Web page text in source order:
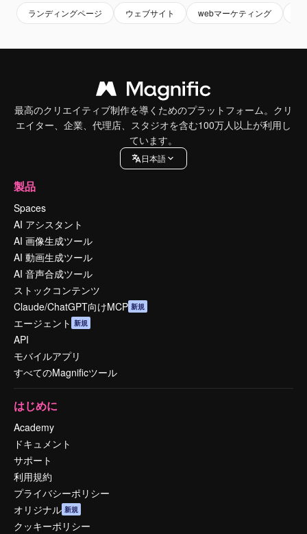
ランディングページ ウェブサイト webマーケティング
最高のクリエイティブ制作を導くためのプラットフォーム。クリ
エイター、企業、代理店、スタジオを含む100万人以上が利用し
ています。
日本語
製品
Spaces
AI アシスタント
AI 画像生成ツール
AI 動画生成ツール
AI 音声合成ツール
ストックコンテンツ
Claude/ChatGPT向けMCP 新規
エージェント 新規
API
モバイルアプリ
すべてのMagnificツール
はじめに
Academy
ドキュメント
サポート
利用規約
プライバシーポリシー
オリジナル 新規
クッキーポリシー